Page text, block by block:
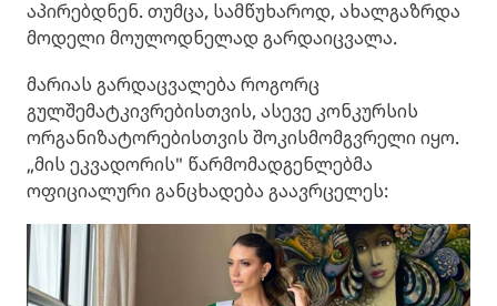
აპირებდნენ. თუმცა, სამწუხაროდ, ახალგაზრდა
მოდელი მოულოდნელად გარდაიცვალა.
მარიას გარდაცვალება როგორც
გულშემატკივრებისთვის, ასევე კონკურსის
ორგანიზატორებისთვის შოკისმომგვრელი იყო.
„მის ეკვადორის" წარმომადგენლებმა
ოფიციალური განცხადება გაავრცელეს: